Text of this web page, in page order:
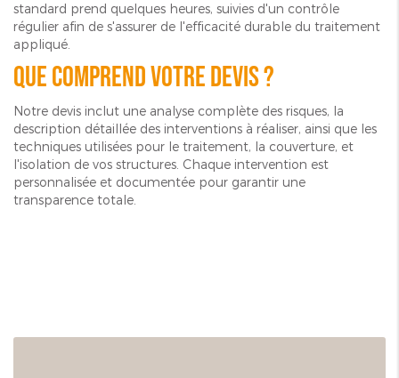
standard prend quelques heures, suivies d'un contrôle
régulier afin de s'assurer de l'efficacité durable du traitement
appliqué.
Que comprend votre devis ?
Notre devis inclut une analyse complète des risques, la
description détaillée des interventions à réaliser, ainsi que les
techniques utilisées pour le traitement, la couverture, et
l'isolation de vos structures. Chaque intervention est
personnalisée et documentée pour garantir une
transparence totale.